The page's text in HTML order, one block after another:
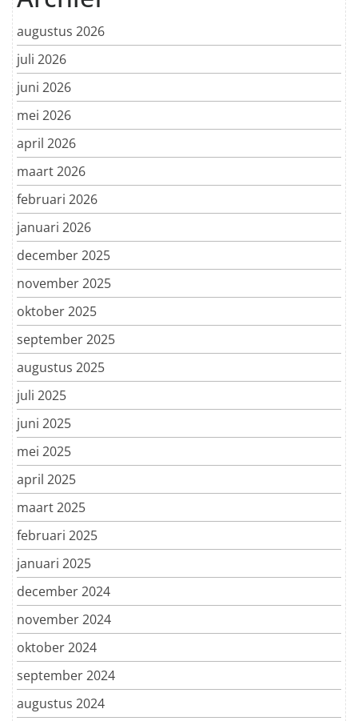
augustus 2026
juli 2026
juni 2026
mei 2026
april 2026
maart 2026
februari 2026
januari 2026
december 2025
november 2025
oktober 2025
september 2025
augustus 2025
juli 2025
juni 2025
mei 2025
april 2025
maart 2025
februari 2025
januari 2025
december 2024
november 2024
oktober 2024
september 2024
augustus 2024